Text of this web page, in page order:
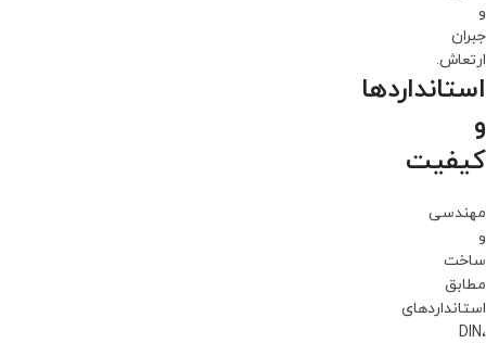
و
جبران
ارتعاش.
استانداردها
و
کیفیت
مهندسی
و
ساخت
مطابق
استانداردهای
DIN،